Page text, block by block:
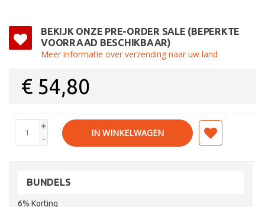
BEKIJK ONZE PRE-ORDER SALE (BEPERKTE
VOORRAAD BESCHIKBAAR)
Meer informatie over verzending naar uw land
€ 54,80
+
-
IN WINKELWAGEN
BUNDELS
6% Korting